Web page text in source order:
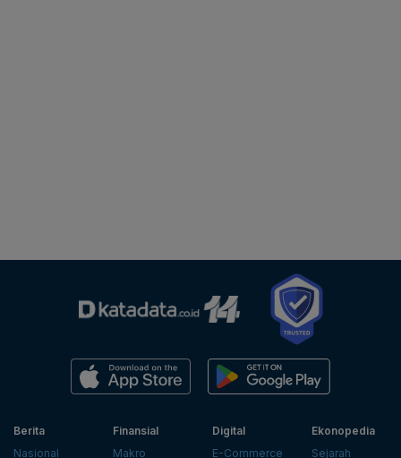
Berita
Nasional
Finansial
Makro
Digital
E-Commerce
Ekonopedia
Sejarah